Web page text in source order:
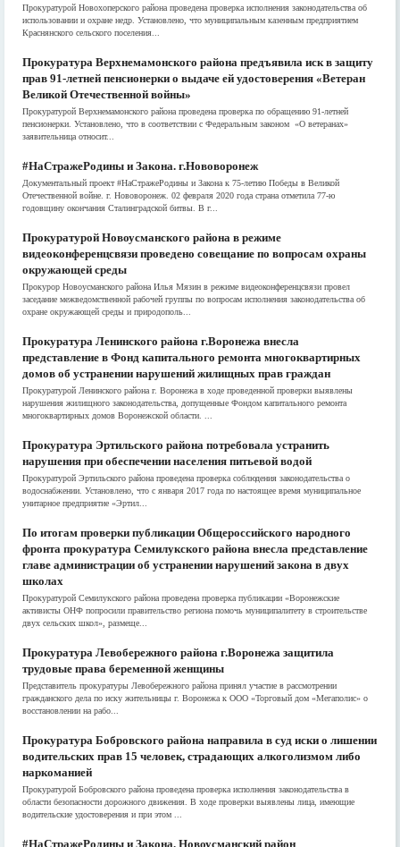
Прокуратурой Новохоперского района проведена проверка исполнения законодательства об
использовании и охране недр. Установлено, что муниципальным казенным предприятием
Краснянского сельского поселения...
Прокуратура Верхнемамонского района предъявила иск в защиту
прав 91-летней пенсионерки о выдаче ей удостоверения «Ветеран
Великой Отечественной войны»
Прокуратурой Верхнемамонского района проведена проверка по обращению 91-летней
пенсионерки. Установлено, что в соответствии с Федеральным законом «О ветеранах»
заявительница относит...
#НаСтражеРодины и Закона. г.Нововоронеж
Документальный проект #НаСтражеРодины и Закона к 75-летию Победы в Великой
Отечественной войне. г. Нововоронеж. 02 февраля 2020 года страна отметила 77-ю
годовщину окончания Сталинградской битвы. В г...
Прокуратурой Новоусманского района в режиме
видеоконференцсвязи проведено совещание по вопросам охраны
окружающей среды
Прокурор Новоусманского района Илья Мязин в режиме видеоконференцсвязи провел
заседание межведомственной рабочей группы по вопросам исполнения законодательства об
охране окружающей среды и природополь...
Прокуратура Ленинского района г.Воронежа внесла
представление в Фонд капитального ремонта многоквартирных
домов об устранении нарушений жилищных прав граждан
Прокуратурой Ленинского района г. Воронежа в ходе проведенной проверки выявлены
нарушения жилищного законодательства, допущенные Фондом капитального ремонта
многоквартирных домов Воронежской области. ...
Прокуратура Эртильского района потребовала устранить
нарушения при обеспечении населения питьевой водой
Прокуратурой Эртильского района проведена проверка соблюдения законодательства о
водоснабжении. Установлено, что с января 2017 года по настоящее время муниципальное
унитарное предприятие «Эртил...
По итогам проверки публикации Общероссийского народного
фронта прокуратура Семилукского района внесла представление
главе администрации об устранении нарушений закона в двух
школах
Прокуратурой Семилукского района проведена проверка публикации «Воронежские
активисты ОНФ попросили правительство региона помочь муниципалитету в строительстве
двух сельских школ», размеще...
Прокуратура Левобережного района г.Воронежа защитила
трудовые права беременной женщины
Представитель прокуратуры Левобережного района принял участие в рассмотрении
гражданского дела по иску жительницы г. Воронежа к ООО «Торговый дом «Мегаполис» о
восстановлении на рабо...
Прокуратура Бобровского района направила в суд иски о лишении
водительских прав 15 человек, страдающих алкоголизмом либо
наркоманией
Прокуратурой Бобровского района проведена проверка исполнения законодательства в
области безопасности дорожного движения. В ходе проверки выявлены лица, имеющие
водительские удостоверения и при этом ...
#НаСтражеРодины и Закона. Новоусманский район